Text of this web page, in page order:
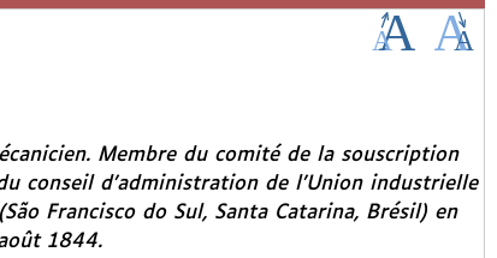
Membre du comité de la souscription
conseil d’administration de l’Union industrielle
Francisco do Sul, Santa Catarina, Brésil) en
1844.